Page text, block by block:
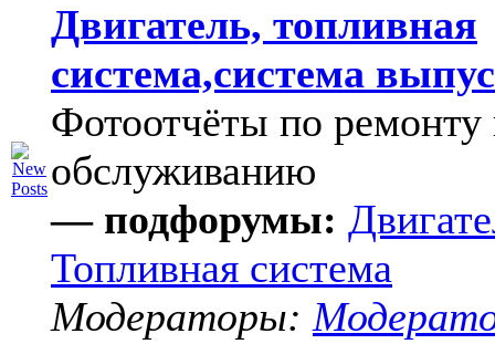
Двигатель, топливная
система,система
Фотоотчёты по ремонту
обслуживанию
— подфорумы:
Топливная система
Модераторы: